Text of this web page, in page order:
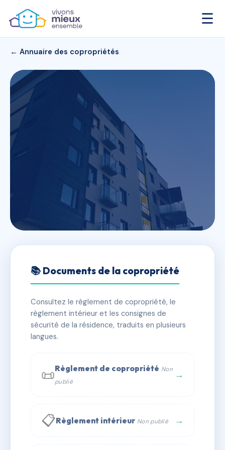
☰
← Annuaire des copropriétés
RESIDENCE CENTRAL
GARDEN
📍 38 r centrale 69290 Craponne
✓ Immatriculée 🏠 69 lots 🏗 1 bâtiment(s)
📞 Contacter Syndic Digital 💬 WhatsApp
✉ Email
📚 Documents de la copropriété
Consultez le règlement de copropriété, le
règlement intérieur et les consignes de
sécurité de la résidence, traduits en plusieurs
langues.
📜Règlement de copropriété Non
publié
→
📋Règlement intérieur Non publié →